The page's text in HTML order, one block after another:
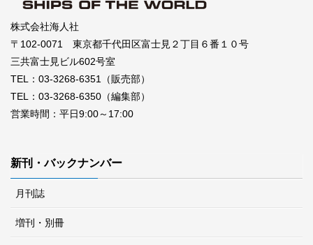
株式会社海人社
〒102-0071 東京都千代田区富士見２丁目６番１０号
三共富士見ビル602号室
TEL：03-3268-6351（販売部）
TEL：03-3268-6350（編集部）
営業時間：平日9:00～17:00
新刊・バックナンバー
月刊誌
増刊・別冊